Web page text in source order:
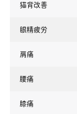
猫背改善
眼精疲労
肩痛
腰痛
膝痛